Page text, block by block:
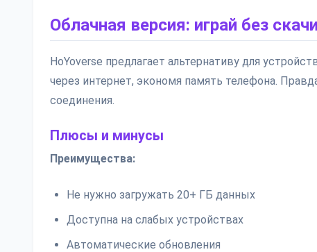
Облачная версия: играй без
HoYoverse предлагает альтернативу для
через интернет, экономя память телефона.
соединения.
Плюсы и минусы
Преимущества:
Не нужно загружать 20+ ГБ данных
Доступна на слабых устройствах
Автоматические обновления